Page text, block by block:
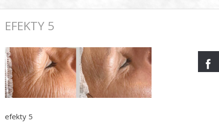
EFEKTY 5
efekty 5